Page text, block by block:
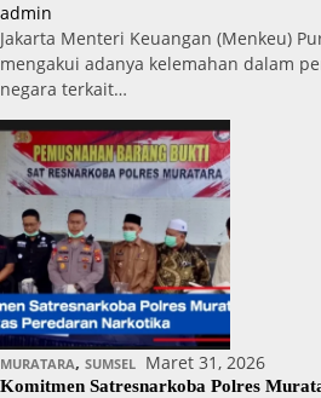
admin
Jakarta Menteri Keuangan (Menkeu)
mengakui adanya kelemahan dalam
negara terkait…
MURATARA, SUMSEL Maret 31, 2026
Komitmen Satresnarkoba Polres